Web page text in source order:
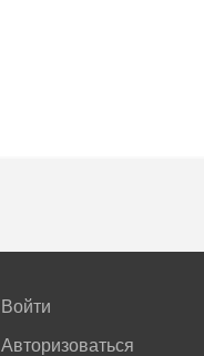
Войти
Авторизоваться